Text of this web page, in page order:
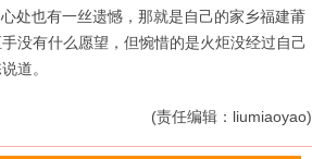
处也有一丝遗憾，那就是自己的家乡福建莆
没有什么愿望，但惋惜的是火炬没经过自己
道。
(责任编辑：liumiaoyao)